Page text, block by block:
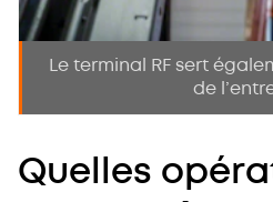
Le terminal RF sert
de
Quelles